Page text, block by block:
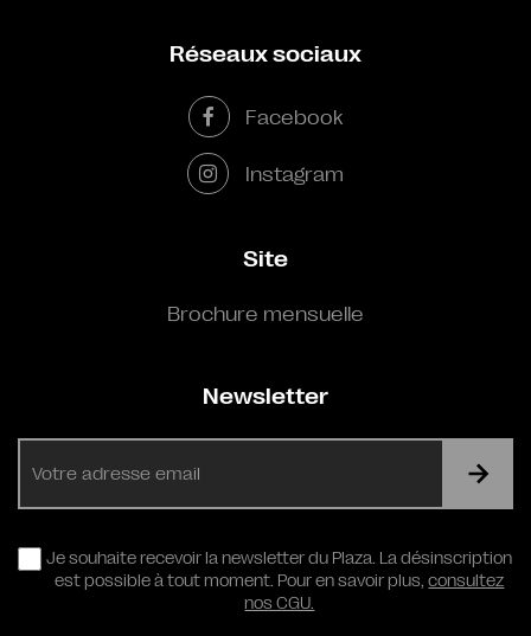
Réseaux sociaux
Facebook
Instagram
Site
Brochure mensuelle
Newsletter
RGPD
Je souhaite recevoir la newsletter du Plaza. La désinscription
est possible à tout moment. Pour en savoir plus,consultez
nos CGU.